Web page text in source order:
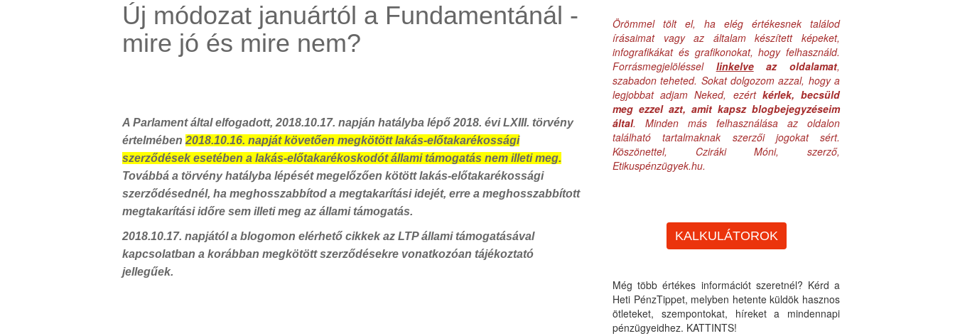
Új módozat januártól a Fundamentánál -
mire jó és mire nem?
A Parlament által elfogadott, 2018.10.17. napján hatályba lépő 2018. évi LXIII. törvény
értelmében 2018.10.16. napját követően megkötött lakás-előtakarékossági
szerződések esetében a lakás-előtakarékoskodót állami támogatás nem illeti meg.
Továbbá a törvény hatályba lépését megelőzően kötött lakás-előtakarékossági
szerződésednél, ha meghosszabbítod a megtakarítási idejét, erre a meghosszabbított
megtakarítási időre sem illeti meg az állami támogatás.
2018.10.17. napjától a blogomon elérhető cikkek az LTP állami támogatásával
kapcsolatban a korábban megkötött szerződésekre vonatkozóan tájékoztató
jellegűek.
Örömmel tölt el, ha elég értékesnek találod
írásaimat vagy az általam készített képeket,
infografikákat és grafikonokat, hogy felhasználd.
Forrásmegjelöléssel linkelveaz oldalamat,
szabadon teheted. Sokat dolgozom azzal, hogy a
legjobbat adjam Neked, ezért kérlek, becsüld
meg ezzel azt, amit kapsz blogbejegyzéseim
által. Minden más felhasználása az oldalon
található tartalmaknak szerzői jogokat sért.
Köszönettel, Cziráki Móni, szerző,
Etikuspénzügyek.hu.
KALKULÁTOROK
Még több értékes információt szeretnél? Kérd a
Heti PénzTippet, melyben hetente küldök hasznos
ötleteket, szempontokat, híreket a mindennapi
pénzügyeidhez. KATTINTS!